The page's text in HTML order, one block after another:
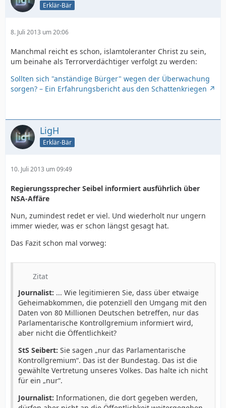
Erklär-Bär
8. Juli 2013 um 20:06
Manchmal reicht es schon, islamtoleranter Christ zu sein,
um beinahe als Terrorverdächtiger verfolgt zu werden:
Sollten sich "anständige Bürger" wegen der Überwachung
sorgen? – Ein Erfahrungsbericht aus den Schattenkriegen
LigH
Erklär-Bär
10. Juli 2013 um 09:49
Regierungssprecher Seibel informiert ausführlich über
NSA-Affäre
Nun, zumindest redet er viel. Und wiederholt nur ungern
immer wieder, was er schon längst gesagt hat.
Das Fazit schon mal vorweg:
Zitat
Journalist: ... Wie legitimieren Sie, dass über etwaige
Geheimabkommen, die potenziell den Umgang mit den
Daten von 80 Millionen Deutschen betreffen, nur das
Parlamentarische Kontrollgremium informiert wird,
aber nicht die Öffentlichkeit?
StS Seibert: Sie sagen „nur das Parlamentarische
Kontrollgremium“. Das ist der Bundestag. Das ist die
gewählte Vertretung unseres Volkes. Das halte ich nicht
für ein „nur“.
Journalist: Informationen, die dort gegeben werden,